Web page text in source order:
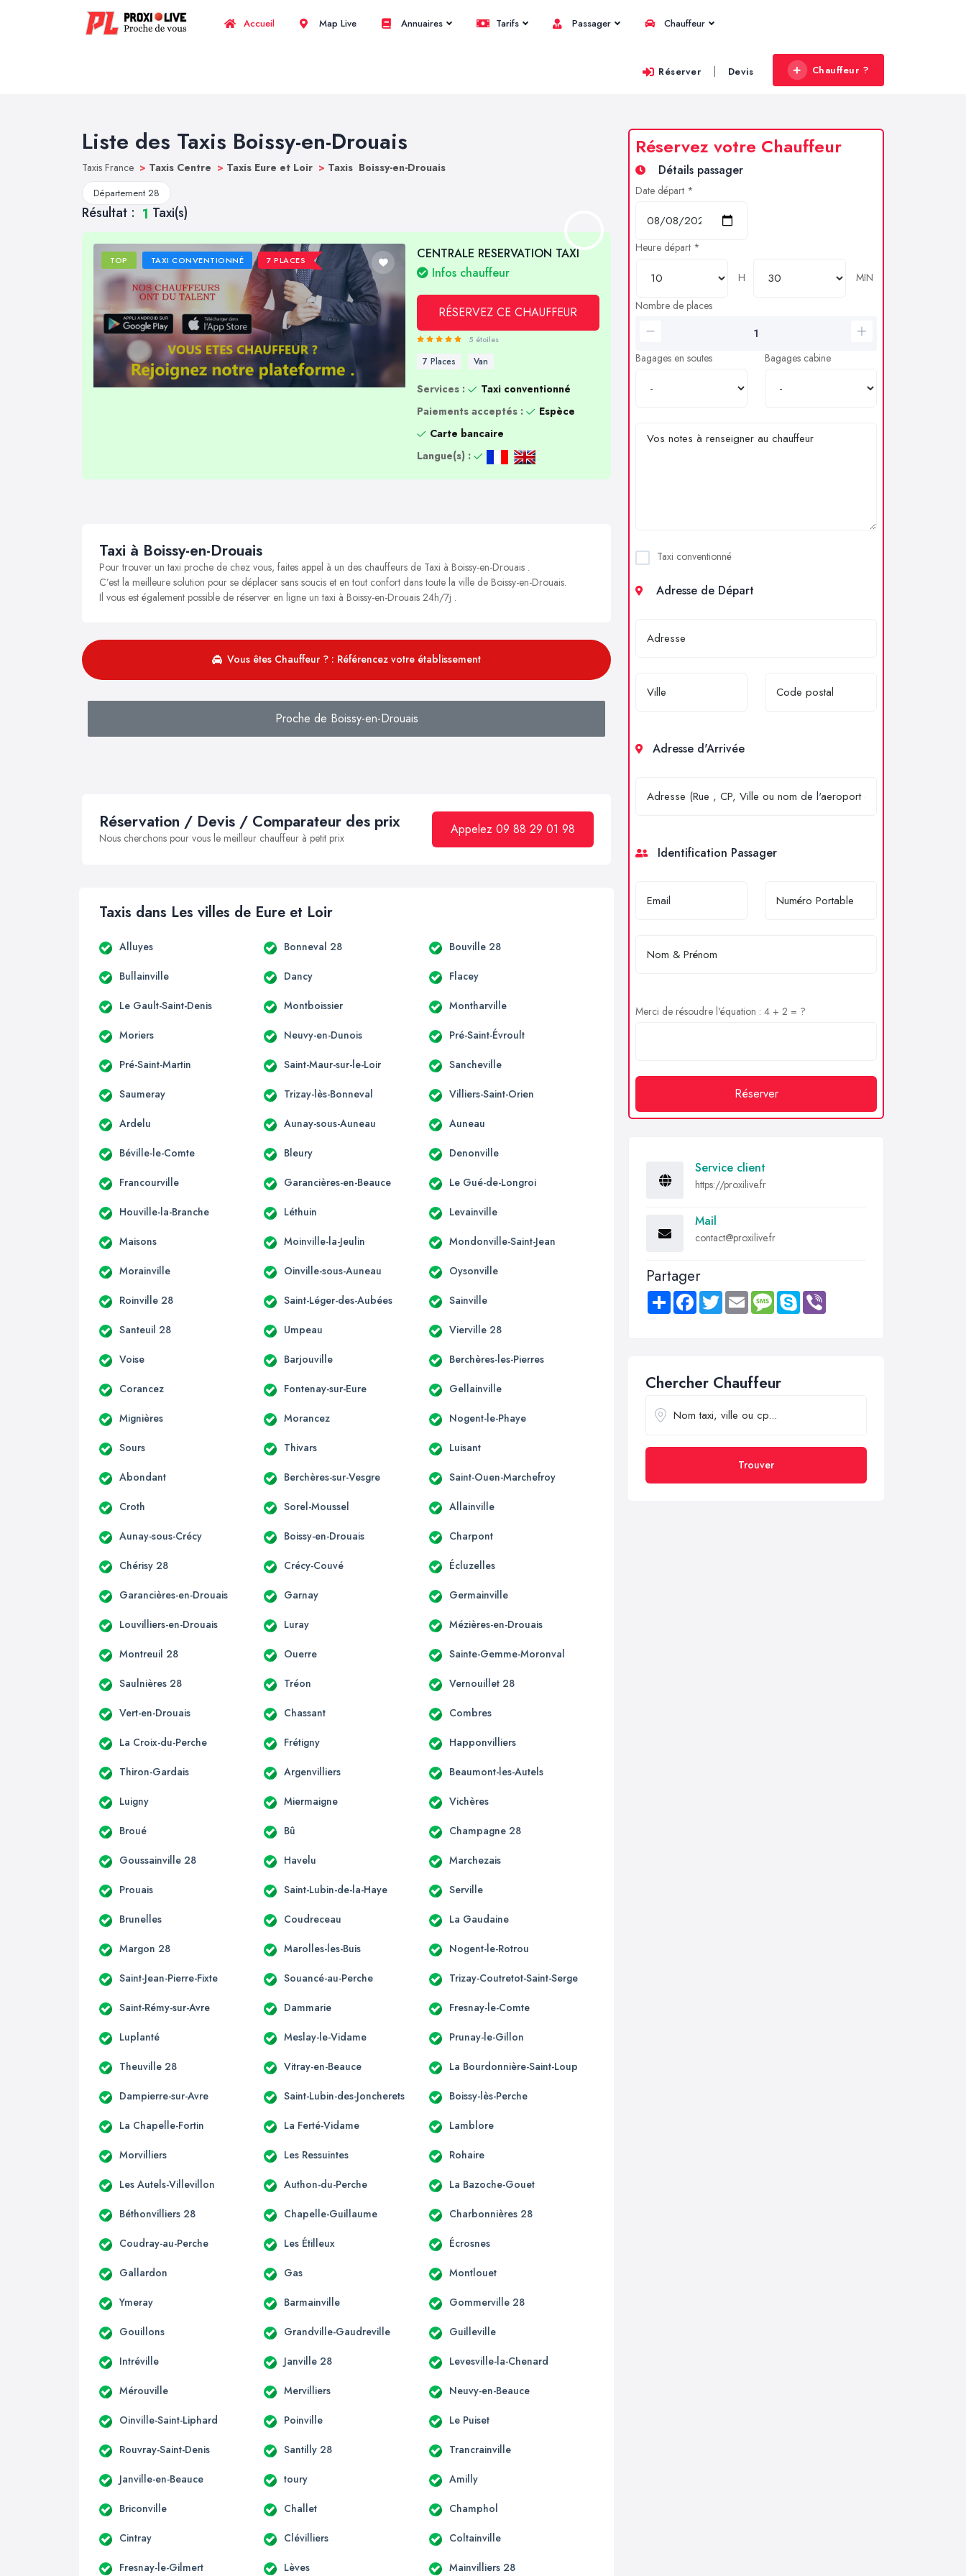
Accueil Map Live Annuaires Tarifs Passager Chauffeur
Réserver | Devis Chauffeur ?
Liste des Taxis Boissy-en-Drouais
Taxis France > Taxis Centre > Taxis Eure et Loir > Taxis Boissy-en-Drouais
Département 28
Résultat : 1 Taxi(s)
TOP TAXI CONVENTIONNÉ 7 PLACES
CENTRALE RESERVATION TAXI
Infos chauffeur
RÉSERVEZ CE CHAUFFEUR
5 étoiles
7 Places Van
Services :
Taxi conventionné
Paiements acceptés :
Espèce
Carte bancaire
Langue(s) :
Taxi à Boissy-en-Drouais
Pour trouver un taxi proche de chez vous, faites appel à un des chauffeurs de Taxi à Boissy-en-Drouais .
C’est la meilleure solution pour se déplacer sans soucis et en tout confort dans toute la ville de Boissy-en-Drouais.
Il vous est également possible de réserver en ligne un taxi à Boissy-en-Drouais 24h/7j .
Vous êtes Chauffeur ? : Référencez votre établissement
Proche de Boissy-en-Drouais
Réservation / Devis / Comparateur des prix
Nous cherchons pour vous le meilleur chauffeur à petit prix
Appelez 09 88 29 01 98
Taxis dans Les villes de Eure et Loir
Alluyes Bonneval 28 Bouville 28
Bullainville Dancy Flacey
Le Gault-Saint-Denis Montboissier Montharville
Moriers Neuvy-en-Dunois Pré-Saint-Évroult
Pré-Saint-Martin Saint-Maur-sur-le-Loir Sancheville
Saumeray Trizay-lès-Bonneval Villiers-Saint-Orien
Ardelu Aunay-sous-Auneau Auneau
Béville-le-Comte Bleury Denonville
Francourville Garancières-en-Beauce Le Gué-de-Longroi
Houville-la-Branche Léthuin Levainville
Maisons Moinville-la-Jeulin Mondonville-Saint-Jean
Morainville Oinville-sous-Auneau Oysonville
Roinville 28 Saint-Léger-des-Aubées Sainville
Santeuil 28 Umpeau Vierville 28
Voise Barjouville Berchères-les-Pierres
Corancez Fontenay-sur-Eure Gellainville
Mignières Morancez Nogent-le-Phaye
Sours Thivars Luisant
Abondant Berchères-sur-Vesgre Saint-Ouen-Marchefroy
Croth Sorel-Moussel Allainville
Aunay-sous-Crécy Boissy-en-Drouais Charpont
Chérisy 28 Crécy-Couvé Écluzelles
Garancières-en-Drouais Garnay Germainville
Louvilliers-en-Drouais Luray Mézières-en-Drouais
Montreuil 28 Ouerre Sainte-Gemme-Moronval
Saulnières 28 Tréon Vernouillet 28
Vert-en-Drouais Chassant Combres
La Croix-du-Perche Frétigny Happonvilliers
Thiron-Gardais Argenvilliers Beaumont-les-Autels
Luigny Miermaigne Vichères
Broué Bû Champagne 28
Goussainville 28 Havelu Marchezais
Prouais Saint-Lubin-de-la-Haye Serville
Brunelles Coudreceau La Gaudaine
Margon 28 Marolles-les-Buis Nogent-le-Rotrou
Saint-Jean-Pierre-Fixte Souancé-au-Perche Trizay-Coutretot-Saint-Serge
Saint-Rémy-sur-Avre Dammarie Fresnay-le-Comte
Luplanté Meslay-le-Vidame Prunay-le-Gillon
Theuville 28 Vitray-en-Beauce La Bourdonnière-Saint-Loup
Dampierre-sur-Avre Saint-Lubin-des-Joncherets Boissy-lès-Perche
La Chapelle-Fortin La Ferté-Vidame Lamblore
Morvilliers Les Ressuintes Rohaire
Les Autels-Villevillon Authon-du-Perche La Bazoche-Gouet
Béthonvilliers 28 Chapelle-Guillaume Charbonnières 28
Coudray-au-Perche Les Étilleux Écrosnes
Gallardon Gas Montlouet
Ymeray Barmainville Gommerville 28
Gouillons Grandville-Gaudreville Guilleville
Intréville Janville 28 Levesville-la-Chenard
Mérouville Mervilliers Neuvy-en-Beauce
Oinville-Saint-Liphard Poinville Le Puiset
Rouvray-Saint-Denis Santilly 28 Trancrainville
Janville-en-Beauce toury Amilly
Briconville Challet Champhol
Cintray Clévilliers Coltainville
Fresnay-le-Gilmert Lèves Mainvilliers 28
Réservez votre Chauffeur
Détails passager
Date départ *
Heure départ *
H
MIN
Nombre de places
Bagages en soutes Bagages cabine
Taxi conventionné
Adresse de Départ
Adresse d'Arrivée
Identification Passager
Merci de résoudre l'équation : 4 + 2 = ?
Réserver
Service client
https://proxilive.fr
Mail
contact@proxilive.fr
Partager
Share FacebookTwitter Email MessageSkype
Chercher Chauffeur
Trouver